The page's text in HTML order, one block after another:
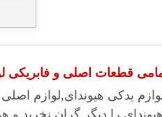
قطعات اصلی و فابریکی
یدکی هیوندای,لوازم
را دیگر گران نخرید و